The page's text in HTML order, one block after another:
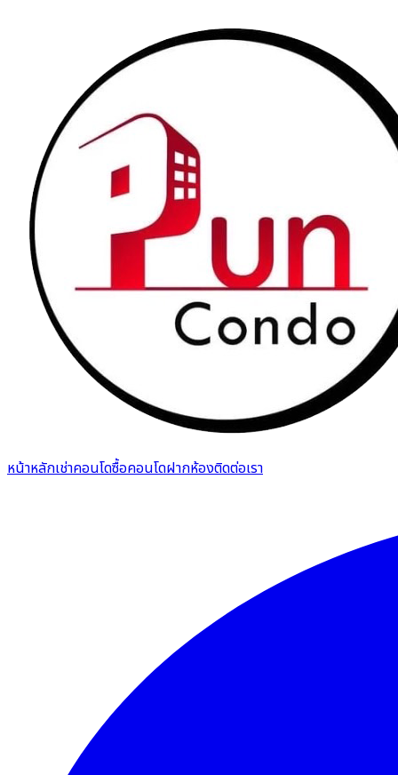
หน้าหลักเช่าคอนโดซื้อคอนโดฝากห้องติดต่อเรา